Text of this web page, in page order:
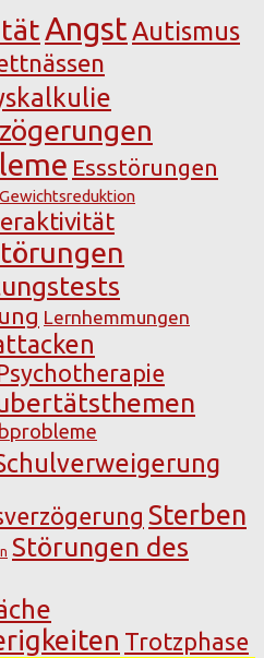
AngstAutismus
Essstörungen
Gewichtsreduktion
Lernhemmungen
Sterben
Störungen des
Trotzphase